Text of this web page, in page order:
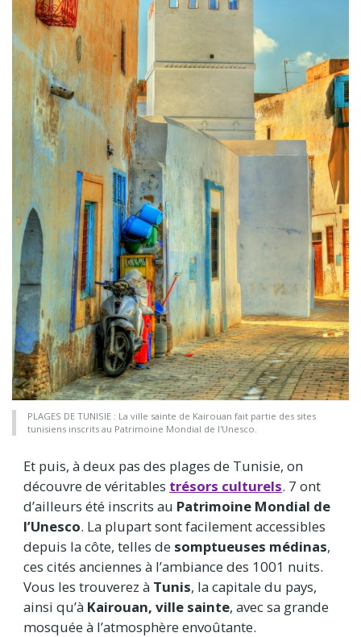
PLAGES DE TUNISIE : La ville sainte de Kairouan fait partie des sites
tunisiens inscrits au Patrimoine Mondial de l'Unesco.
Et puis, à deux pas des plages de Tunisie, on
découvre de véritables trésors culturels. 7 ont
d’ailleurs été inscrits au Patrimoine Mondial de
l’Unesco. La plupart sont facilement accessibles
depuis la côte, telles de somptueuses médinas,
ces cités anciennes à l’ambiance des 1001 nuits.
Vous les trouverez à Tunis, la capitale du pays,
ainsi qu’à Kairouan, ville sainte, avec sa grande
mosquée à l’atmosphère envoûtante.